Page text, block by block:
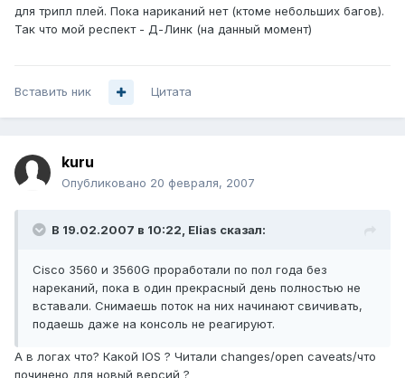
для трипл плей. Пока нариканий нет (ктоме небольших багов).
Так что мой респект - Д-Линк (на данный момент)
Вставить ник Цитата
kuru
Опубликовано 20 февраля, 2007
В 19.02.2007 в 10:22, Elias сказал:
Cisco 3560 и 3560G проработали по пол года без
нареканий, пока в один прекрасный день полностью не
вставали. Снимаешь поток на них начинают свичивать,
подаешь даже на консоль не реагируют.
А в логах что? Какой IOS ? Читали changes/open caveats/что
починено для новый версий ?